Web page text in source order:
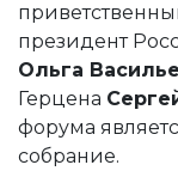
президент
Ольга
Герцена
форума
собрание.